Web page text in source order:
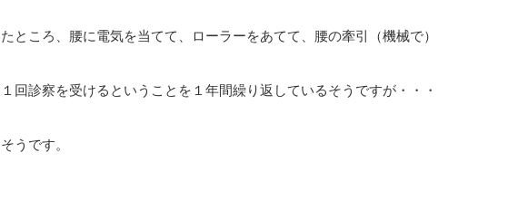
ところ、腰に電気を当てて、ローラーをあてて、腰の牽引（機械で）
回診察を受けるということを１年間繰り返しているそうですが・・・
うです。